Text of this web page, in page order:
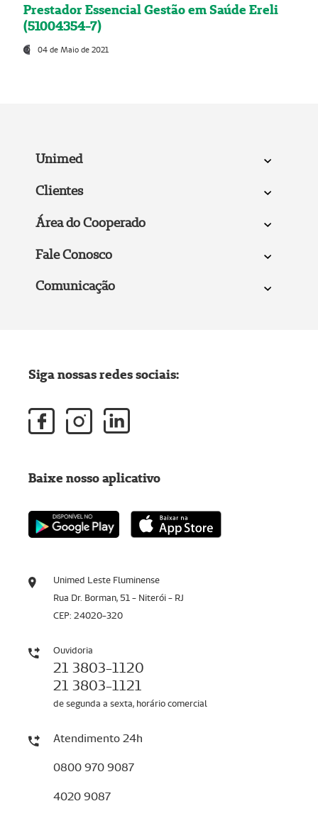
Prestador Essencial Gestão em Saúde Ereli
(51004354-7)
04 de Maio de 2021
Unimed
Clientes
Área do Cooperado
Fale Conosco
Comunicação
Unimed Leste Fluminense
Rua Dr. Borman, 51 - Niterói - RJ
CEP: 24020-320
Ouvidoria
21 3803-1120
21 3803-1121
de segunda a sexta, horário comercial
Atendimento 24h
0800 970 9087
4020 9087
Siga nossas redes sociais:
Baixe nosso aplicativo